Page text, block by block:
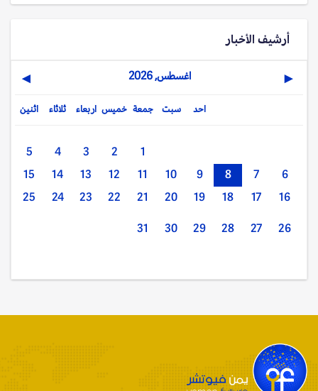
أرشيف الأخبار
◀ اغسطس, 2026 ▶
اثنين ثلاثاء اربعاء خميس جمعة سبت احد
1
2
3
4
5
6
7
8
9
10
11
12
13
14
15
16
17
18
19
20
21
22
23
24
25
26
27
28
29
30
31